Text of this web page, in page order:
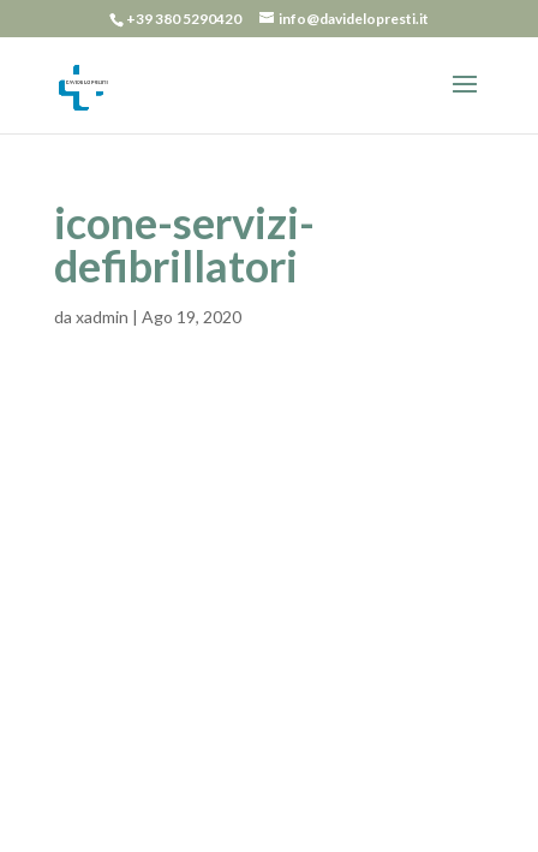
+39 380 5290420 info@davidelopresti.it
icone-servizi-
defibrillatori
da xadmin | Ago 19, 2020